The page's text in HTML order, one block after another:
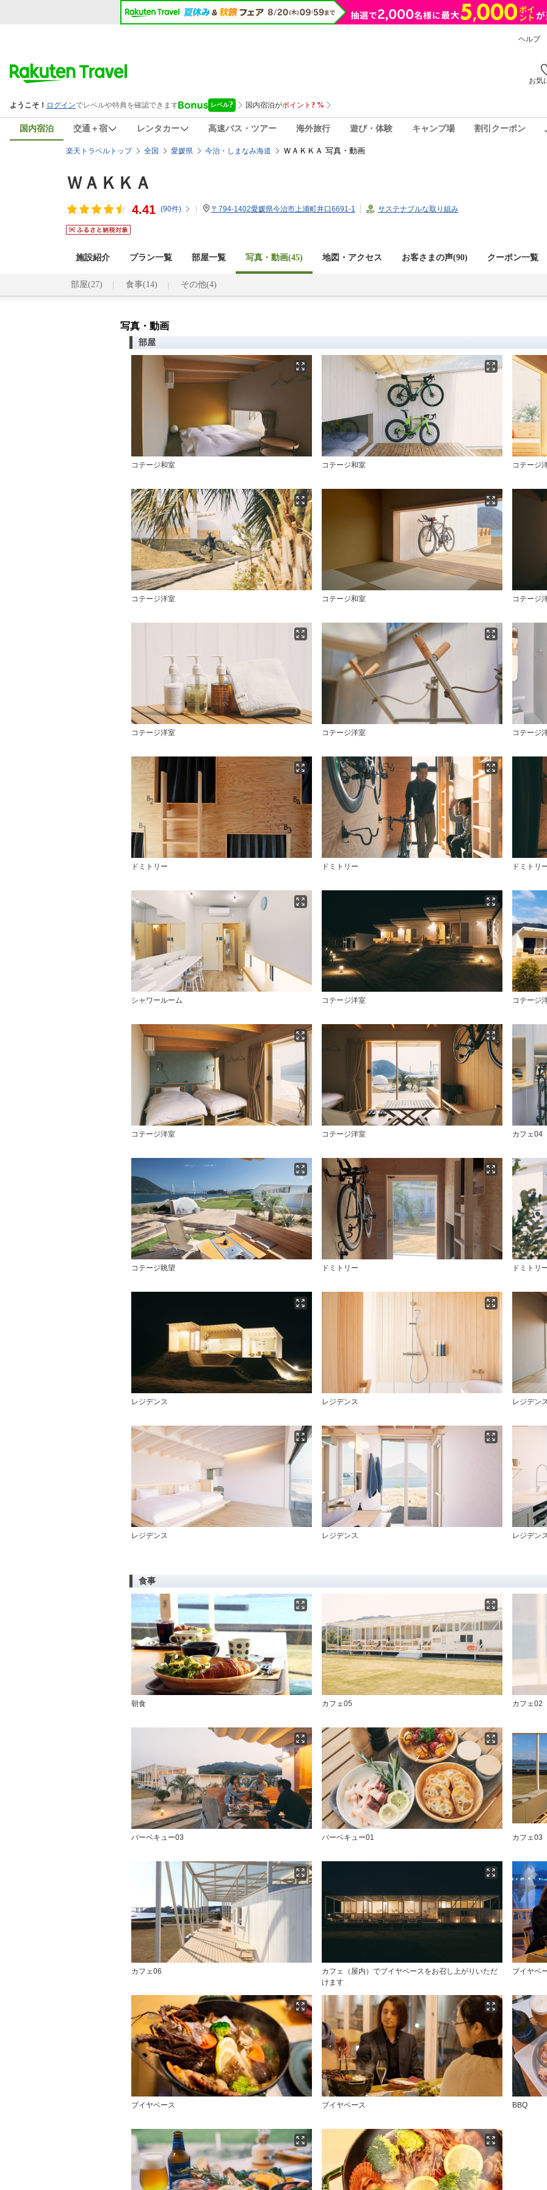
ヘルプ
お気
国内宿泊 交通＋宿 レンタカー 高速バス・ツアー 海外旅行 遊び・体験 キャンプ場 割引クーポン
楽天トラベルトップ 全国 愛媛県 今治・しまなみ海道 ＷＡＫＫＡ 写真・動画
ＷＡＫＫＡ
4.41 (90件) 〒794-1402愛媛県今治市上浦町井口6691-1 サステナブルな取り組み
施設紹介 プラン一覧 部屋一覧 写真・動画(45) 地図・アクセス お客さまの声(90) クーポン一覧
部屋(27) 食事(14) その他(4)
写真・動画
部屋
コテージ和室 コテージ和室 コテージ
コテージ洋室 コテージ和室 コテージ
コテージ洋室 コテージ洋室 コテージ
ドミトリー ドミトリー ドミトリ
シャワールーム コテージ洋室 コテージ
コテージ洋室 コテージ洋室 カフェ04
コテージ眺望 ドミトリー ドミトリ
レジデンス レジデンス レジデン
レジデンス レジデンス レジデン
食事
朝食 カフェ05 カフェ02
バーベキュー03 バーベキュー01 カフェ03
カフェ06
カフェ（屋内）でブイヤベースをお召し上がりいただ
けます
ブイヤベ
ブイヤベース ブイヤベース BBQ